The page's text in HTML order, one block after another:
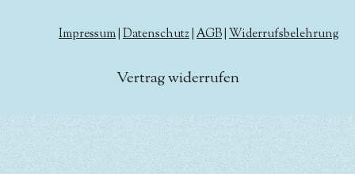
Impressum Datenschutz AGB Widerrufsbelehrung
Vertrag widerrufen